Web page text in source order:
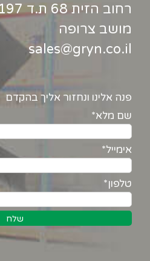
רחוב הזית 68 ת.ד 197
מושב צרופה
sales@gryn.co.il
פנה אלינו ונחזור אליך בהקדם
שם מלא*
אימייל*
טלפון*